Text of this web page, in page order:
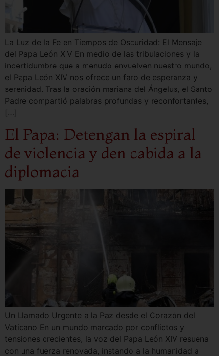
La Luz de la Fe en Tiempos de Oscuridad: El Mensaje
del Papa León XIV En medio de las tribulaciones y la
incertidumbre que a menudo envuelven nuestro mundo,
el Papa León XIV nos ofrece un faro de esperanza y
serenidad. Tras la oración mariana del Ángelus, el Santo
Padre compartió palabras profundas y reconfortantes,
[…]
El Papa: Detengan la espiral
de violencia y den cabida a la
diplomacia
Un Llamado Urgente a la Paz desde el Corazón del
Vaticano En un mundo marcado por conflictos y
tensiones crecientes, la voz del Papa León XIV resuena
con una fuerza renovada, instando a la humanidad a